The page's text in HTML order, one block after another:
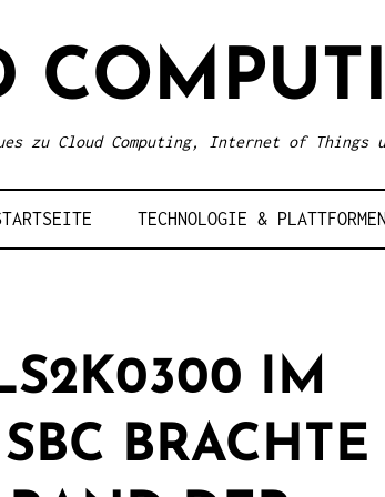
zu Cloud Computing, Internet of Things
TECHNOLOGIE &
IM
BRACHTE